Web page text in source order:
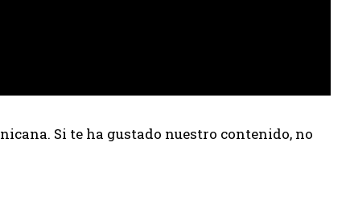
Si te ha gustado nuestro contenido, no